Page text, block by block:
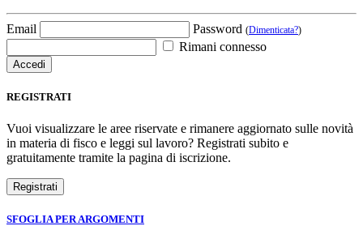
Email Password (Dimenticata?)
Rimani connesso
REGISTRATI
Vuoi visualizzare le aree riservate e rimanere aggiornato sulle novità
in materia di fisco e leggi sul lavoro? Registrati subito e
gratuitamente tramite la pagina di iscrizione.
SFOGLIA PER ARGOMENTI